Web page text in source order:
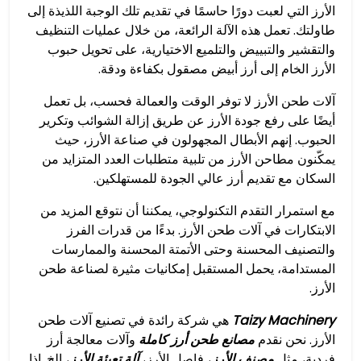
الأرز التي لعبت دورًا حاسمًا في تقديم تلك الوجبة اللذيذة إلى
طاولتك. تعمل هذه الآلة الرائعة، من خلال عمليات التنظيف
والتقشير والتبييض والتلميع الاختيارية، على تحويل حبوب
الأرز الخام إلى أرز أبيض مصقول بكفاءة ودقة.
آلات طحن الأرز لا توفر الوقت والعمالة فحسب، بل تعمل
أيضًا على رفع جودة الأرز عن طريق إزالة الشوائب وتكرير
الحبوب. إنهم الأبطال المجهولون في صناعة الأرز، حيث
يمكّنون مطاحن الأرز من تلبية متطلبات العدد المتزايد من
السكان مع تقديم أرز عالي الجودة للمستهلكين.
مع استمرار التقدم التكنولوجي، يمكننا أن نتوقع المزيد من
الابتكارات في آلات طحن الأرز. بدءًا من قدرات الفرز
والتصنيف المحسنة وحتى الأتمتة المحسنة والممارسات
المستدامة، يحمل المستقبل إمكانيات مثيرة لصناعة طحن
الأرز.
Taizy Machinery هي شركة رائدة في تصنيع آلات طحن
الأرز. نحن نقدم مصانع طحن أرز كاملة وآلات معالجة أرز